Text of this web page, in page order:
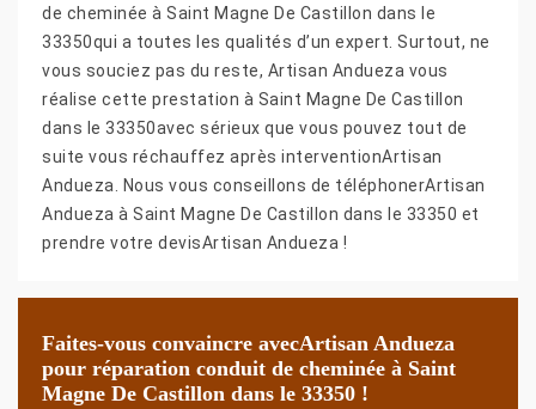
de cheminée à Saint Magne De Castillon dans le
33350qui a toutes les qualités d’un expert. Surtout, ne
vous souciez pas du reste, Artisan Andueza vous
réalise cette prestation à Saint Magne De Castillon
dans le 33350avec sérieux que vous pouvez tout de
suite vous réchauffez après interventionArtisan
Andueza. Nous vous conseillons de téléphonerArtisan
Andueza à Saint Magne De Castillon dans le 33350 et
prendre votre devisArtisan Andueza !
Faites-vous convaincre avecArtisan Andueza
pour réparation conduit de cheminée à Saint
Magne De Castillon dans le 33350 !